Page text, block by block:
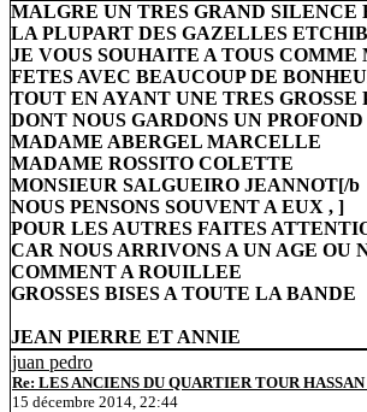
MALGRE UN TRES GRAND SILENCE
LA PLUPART DES GAZELLES
JE VOUS SOUHAITE A TOUS COMME
FETES AVEC BEAUCOUP DE
TOUT EN AYANT UNE TRES GROSSE
DONT NOUS GARDONS UN
MADAME ABERGEL MARCELLE
MADAME ROSSITO COLETTE
MONSIEUR SALGUEIRO JEANNOT[/b
NOUS PENSONS SOUVENT A EUX , ]
POUR LES AUTRES FAITES
CAR NOUS ARRIVONS A UN AGE OU
COMMENT A ROUILLEE
GROSSES BISES A TOUTE LA BANDE
JEAN PIERRE ET ANNIE
juan pedro
Re: LES ANCIENS DU QUARTIER TOUR
15 décembre 2014, 22:44